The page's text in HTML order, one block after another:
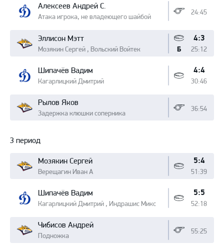
Алексеев Андрей С.
Атака игрока, не владеющего шайбой
24:45
Эллисон Мэтт
Мозякин Сергей , Вольский Войтек
4:3
25:12
Б
Шипачёв Вадим
Кагарлицкий Дмитрий
4:4
30:46
Рылов Яков
Задержка клюшки соперника
36:54
3 период
Мозякин Сергей
Верещагин Иван А
5:4
51:39
Шипачёв Вадим
Кагарлицкий Дмитрий , Индрашис Микс
5:5
52:18
Чибисов Андрей
Подножка
55:25